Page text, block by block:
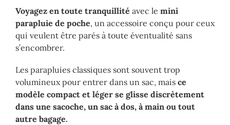
Voyagez en toute tranquillité avec le mini
parapluie de poche, un accessoire conçu pour ceux
qui veulent être parés à toute éventualité sans
s’encombrer.
Les parapluies classiques sont souvent trop
volumineux pour entrer dans un sac, mais ce
modèle compact et léger se glisse discrètement
dans une sacoche, un sac à dos, à main ou tout
autre bagage.